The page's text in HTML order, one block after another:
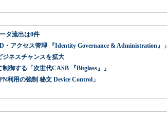
タ流出は0件
アクセス管理 『Identity Governance & Administration』」
ジネスチャンスを拡大
御する「次世代CASB 『Bitglass』」
利用の強制 秘文 Device Control」